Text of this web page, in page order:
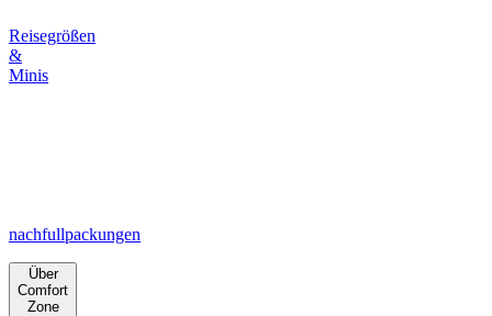
Reisegrößen
&
Minis
nachfullpackungen
Über
Comfort
Zone